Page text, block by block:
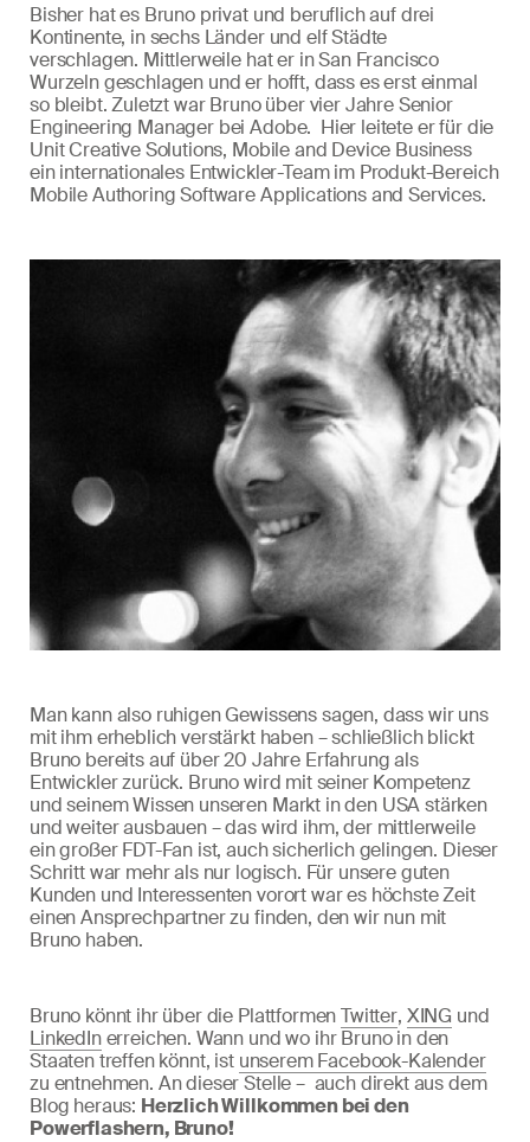
Bisher hat es Bruno privat und beruflich auf drei
Kontinente, in sechs Länder und elf Städte
verschlagen. Mittlerweile hat er in San Francisco
Wurzeln geschlagen und er hofft, dass es erst einmal
so bleibt. Zuletzt war Bruno über vier Jahre Senior
Engineering Manager bei Adobe. Hier leitete er für die
Unit Creative Solutions, Mobile and Device Business
ein internationales Entwickler-Team im Produkt-Bereich
Mobile Authoring Software Applications and Services.
Man kann also ruhigen Gewissens sagen, dass wir uns
mit ihm erheblich verstärkt haben – schließlich blickt
Bruno bereits auf über 20 Jahre Erfahrung als
Entwickler zurück. Bruno wird mit seiner Kompetenz
und seinem Wissen unseren Markt in den USA stärken
und weiter ausbauen – das wird ihm, der mittlerweile
ein großer FDT-Fan ist, auch sicherlich gelingen. Dieser
Schritt war mehr als nur logisch. Für unsere guten
Kunden und Interessenten vorort war es höchste Zeit
einen Ansprechpartner zu finden, den wir nun mit
Bruno haben.
Bruno könnt ihr über die PlattformenTwitter, XING und
LinkedInerreichen. Wann und wo ihr Bruno in den
Staaten treffen könnt, ist unserem Facebook-Kalender
zu entnehmen. An dieser Stelle – auch direkt aus dem
Blog heraus: Herzlich Willkommen bei den
Powerflashern, Bruno!